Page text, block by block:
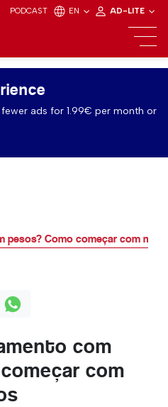
PODCAST EN AD-LITE
ads for 1.99€ per month or
pesos? Como começar com mais
com
com